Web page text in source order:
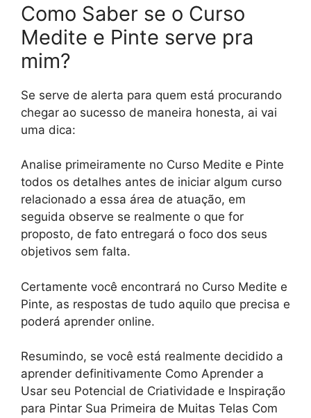
Como Saber se o Curso
Medite e Pinte serve pra
mim?
Se serve de alerta para quem está procurando
chegar ao sucesso de maneira honesta, ai vai
uma dica:
Analise primeiramente no Curso Medite e Pinte
todos os detalhes antes de iniciar algum curso
relacionado a essa área de atuação, em
seguida observe se realmente o que for
proposto, de fato entregará o foco dos seus
objetivos sem falta.
Certamente você encontrará no Curso Medite e
Pinte, as respostas de tudo aquilo que precisa e
poderá aprender online.
Resumindo, se você está realmente decidido a
aprender definitivamente Como Aprender a
Usar seu Potencial de Criatividade e Inspiração
para Pintar Sua Primeira de Muitas Telas Com